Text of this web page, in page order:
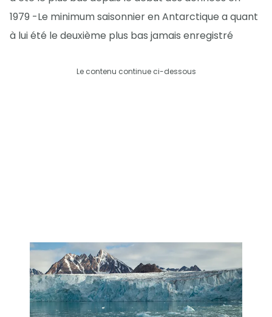
1979 -Le minimum saisonnier en Antarctique a quant
à lui été le deuxième plus bas jamais enregistré
Le contenu continue ci-dessous